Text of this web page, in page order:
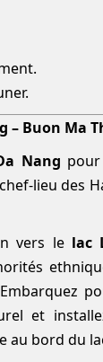
– Buon Ma
Nang
lieu des
vers le lac
et
au bord du